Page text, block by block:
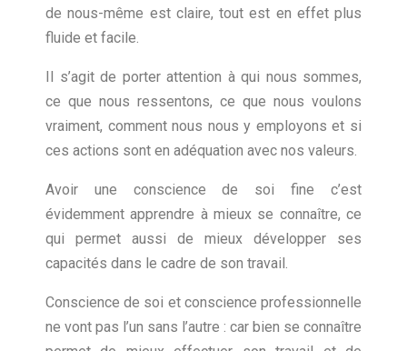
de nous-même est claire, tout est en effet plus
fluide et facile.
Il s’agit de porter attention à qui nous sommes,
ce que nous ressentons, ce que nous voulons
vraiment, comment nous nous y employons et si
ces actions sont en adéquation avec nos valeurs.
Avoir une conscience de soi fine c’est
évidemment apprendre à mieux se connaître, ce
qui permet aussi de mieux développer ses
capacités dans le cadre de son travail.
Conscience de soi et conscience professionnelle
ne vont pas l’un sans l’autre : car bien se connaître